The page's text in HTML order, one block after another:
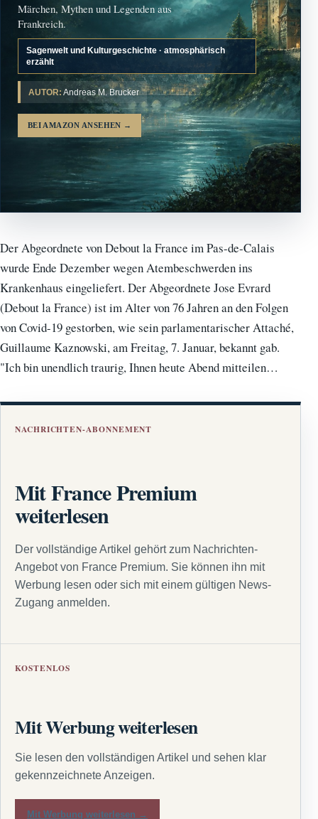
Märchen, Mythen und Legenden aus
Frankreich.
Sagenwelt und Kulturgeschichte · atmosphärisch
erzählt
AUTOR: Andreas M. Brucker
BEI AMAZON ANSEHEN →
Der Abgeordnete von Debout la France im Pas-de-Calais
wurde Ende Dezember wegen Atembeschwerden ins
Krankenhaus eingeliefert. Der Abgeordnete Jose Evrard
(Debout la France) ist im Alter von 76 Jahren an den Folgen
von Covid-19 gestorben, wie sein parlamentarischer Attaché,
Guillaume Kaznowski, am Freitag, 7. Januar, bekannt gab.
"Ich bin unendlich traurig, Ihnen heute Abend mitteilen…
NACHRICHTEN-ABONNEMENT
Mit France Premium
weiterlesen
Der vollständige Artikel gehört zum Nachrichten-
Angebot von France Premium. Sie können ihn mit
Werbung lesen oder sich mit einem gültigen News-
Zugang anmelden.
KOSTENLOS
Mit Werbung weiterlesen
Sie lesen den vollständigen Artikel und sehen klar
gekennzeichnete Anzeigen.
Mit Werbung weiterlesen →